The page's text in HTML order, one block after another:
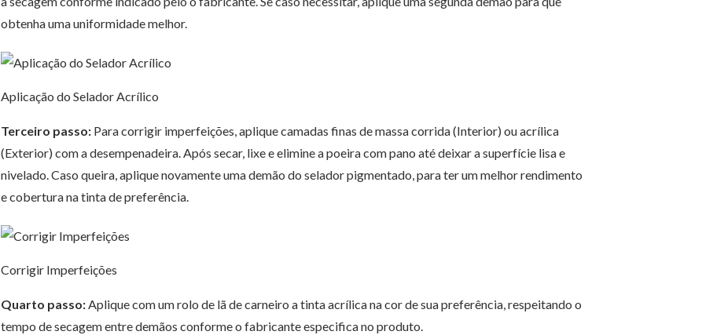
obtenha uma uniformidade melhor.
Aplicação do Selador Acrílico
Terceiro passo: Para corrigir imperfeições, aplique camadas finas de massa corrida (Interior) ou acrílica
(Exterior) com a desempenadeira. Após secar, lixe e elimine a poeira com pano até deixar a superfície lisa e
nivelado. Caso queira, aplique novamente uma demão do selador pigmentado, para ter um melhor rendimento
e cobertura na tinta de preferência.
Corrigir Imperfeições
Quarto passo:Aplique com um rolo de lã de carneiro a tinta acrílica na cor de sua preferência, respeitando o
tempo de secagem entre demãos conforme o fabricante especifica no produto.